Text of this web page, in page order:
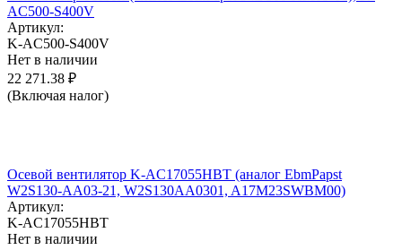
AC500-S400V
Артикул:
K-AC500-S400V
Нет в наличии
22 271.38 ₽
(Включая налог)
Осевой вентилятор K-AC17055HBT (аналог EbmPapst
W2S130-AA03-21, W2S130AA0301, A17M23SWBM00)
Артикул:
K-AC17055HBT
Нет в наличии